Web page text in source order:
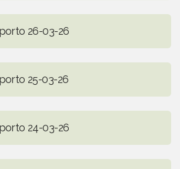
26-03-26
25-03-26
24-03-26